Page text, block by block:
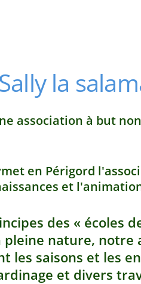
la
association à but
en Périgord
et
des « écoles
nature, notre
les saisons et les
et divers